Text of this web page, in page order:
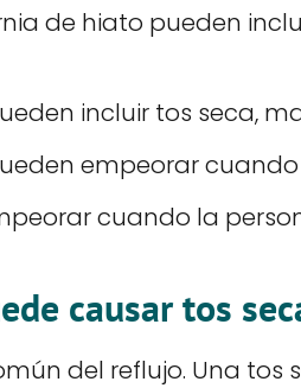
de hiato pueden
incluir tos seca,
empeorar
cuando la
causar tos
del reflujo. Una